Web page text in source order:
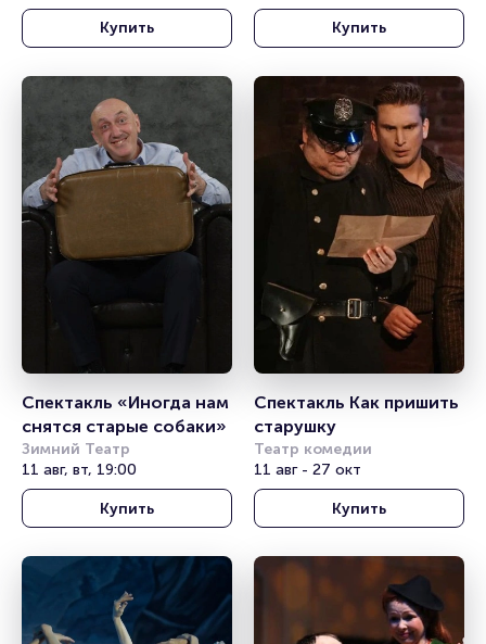
Купить Купить
Спектакль «Иногда нам
снятся старые собаки»
Зимний Театр
11 авг, вт, 19:00
Купить
Спектакль Как пришить
старушку
Театр комедии
11 авг - 27 окт
Купить